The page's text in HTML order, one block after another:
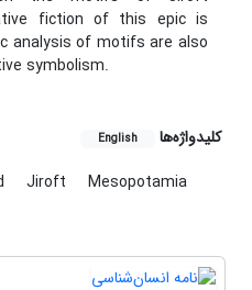
fiction of this epic is
analysis of motifs are also
symbolism.
کلیدواژه‌ها English
Jiroft Mesopotamia